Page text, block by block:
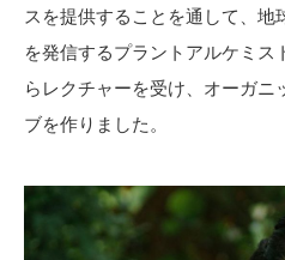
スを提供することを通して、
を発信するプラントアルケミス
らレクチャーを受け、オーガニ
ブを作りました。